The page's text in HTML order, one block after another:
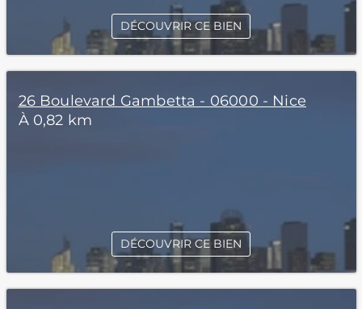
DÉCOUVRIR CE BIEN
26 Boulevard Gambetta - 06000 - Nice
À 0,82 km
DÉCOUVRIR CE BIEN